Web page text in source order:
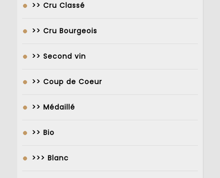
>> Cru Classé
>> Cru Bourgeois
>> Second vin
>> Coup de Coeur
>> Médaillé
>> Bio
>>> Blanc